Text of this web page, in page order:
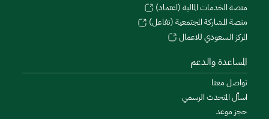
منصة الخدمات المالية (اعتماد)
منصة المشاركة المجتمعية (تفاعل)
المركز السعودي للاعمال
المساعدة والدعم
تواصل معنا
اسأل المتحدث الرسمي
حجز موعد